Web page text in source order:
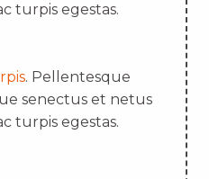
turpis egestas.
. Pellentesque
senectus et netus
turpis egestas.